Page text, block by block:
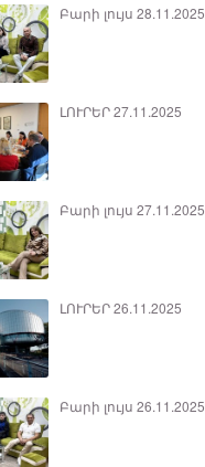
Բարի լույս 28.11.2025
ԼՈՒՐԵՐ 27.11.2025
Բարի լույս 27.11.2025
ԼՈՒՐԵՐ 26.11.2025
Բարի լույս 26.11.2025